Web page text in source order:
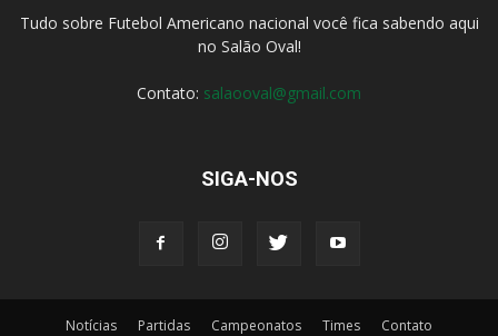
Tudo sobre Futebol Americano nacional você fica sabendo aqui
no Salão Oval!
Contato: salaooval@gmail.com
SIGA-NOS
Notícias Partidas Campeonatos Times Contato